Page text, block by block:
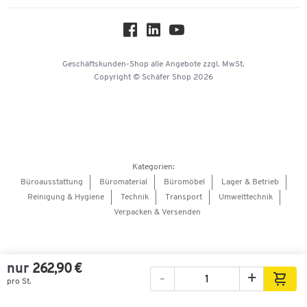
nur 262,90 €
pro St. - +
360°-Ansicht
Geschäftskunden-Shop alle Angebote zzgl. MwSt.
Copyright © Schäfer Shop 2026
Kategorien:
Büroausstattung
Büromaterial Büromöbel
Lager & Betrieb
Reinigung & Hygiene
Technik Transport
Umwelttechnik
Verpacken & Versenden